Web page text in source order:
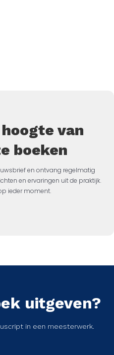
van
boeken
en ontvang regelmatig
en ervaringen uit de praktijk.
ieder moment.
uitgeven?
in een meesterwerk.